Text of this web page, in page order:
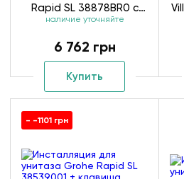
Rapid SL 38878BR0 с
защитой от следов
наличие уточняйте
6 762 грн
Купить
- -1101 грн